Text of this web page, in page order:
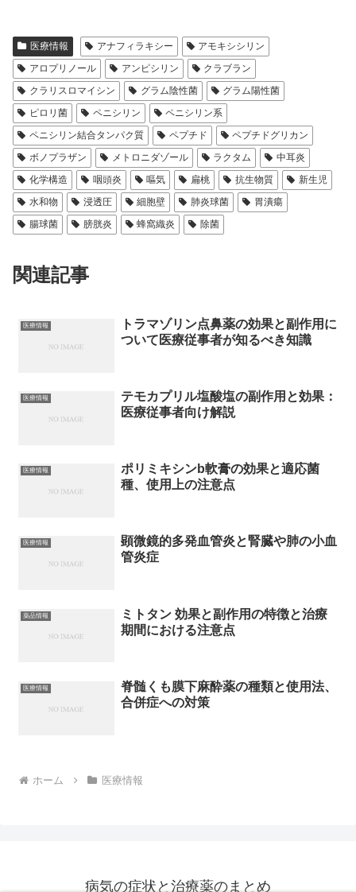
医療情報 アナフィラキシー
アモキシシリン
アロプリノール
アンピシリン
クラブラン
クラリスロマイシン
グラム陰性菌
グラム陽性菌
ピロリ菌
ペニシリン
ペニシリン系
ペニシリン結合タンパク質
ペプチド
ペプチドグリカン
ボノプラザン
メトロニダゾール ラクタム
中耳炎
化学構造
咽頭炎 嘔気 扁桃 抗生物質
新生児
水和物
浸透圧 細胞壁 肺炎球菌
胃潰瘍
腸球菌
膀胱炎 蜂窩織炎 除菌
関連記事
医療情報
トラマゾリン点鼻薬の効果と副作用に
ついて医療従事者が知るべき知識
医療情報
テモカプリル塩酸塩の副作用と効果：
医療従事者向け解説
医療情報
ポリミキシンb軟膏の効果と適応菌
種、使用上の注意点
医療情報
顕微鏡的多発血管炎と腎臓や肺の小血
管炎症
薬品情報
ミトタン 効果と副作用の特徴と治療
期間における注意点
医療情報
脊髄くも膜下麻酔薬の種類と使用法、
合併症への対策
ホーム 医療情報
病気の症状と治療薬のまとめ